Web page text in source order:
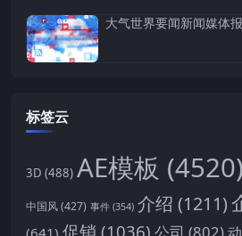
大气世界要闻新闻媒体
标签云
3D (488) AE模板 (4520)
中国风(427) 事件 (354) 介绍 (1211)
(641) 促销 (1036) 公司 (802)